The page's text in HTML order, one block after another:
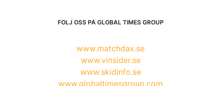
FÖLJ OSS PÅ GLOBAL TIMES GROUP
www.matchdax.se
www.vinsider.se
www.skidinfo.se
www.globaltimesgroup.com